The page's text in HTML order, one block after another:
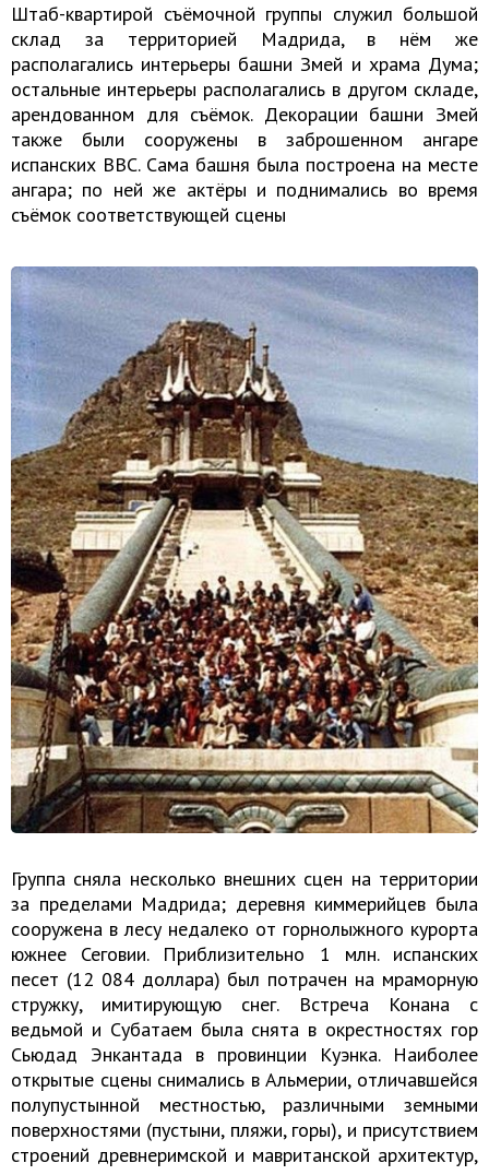
Штаб-квартирой съёмочной группы служил большой
склад за территорией Мадрида, в нём же
располагались интерьеры башни Змей и храма Дума;
остальные интерьеры располагались в другом складе,
арендованном для съёмок. Декорации башни Змей
также были сооружены в заброшенном ангаре
испанских ВВС. Сама башня была построена на месте
ангара; по ней же актёры и поднимались во время
съёмок соответствующей сцены
Группа сняла несколько внешних сцен на территории
за пределами Мадрида; деревня киммерийцев была
сооружена в лесу недалеко от горнолыжного курорта
южнее Сеговии. Приблизительно 1 млн. испанских
песет (12 084 доллара) был потрачен на мраморную
стружку, имитирующую снег. Встреча Конана с
ведьмой и Субатаем была снята в окрестностях гор
Сьюдад Энкантада в провинции Куэнка. Наиболее
открытые сцены снимались в Альмерии, отличавшейся
полупустынной местностью, различными земными
поверхностями (пустыни, пляжи, горы), и присутствием
строений древнеримской и мавританской архитектур,